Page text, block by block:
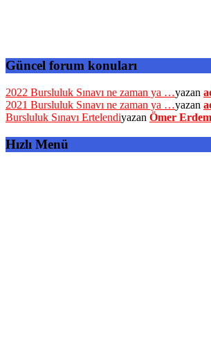
Güncel forum konuları
2022 Bursluluk Sınavı ne zaman ya …yazan
2021 Bursluluk Sınavı ne zaman ya …yazan
Bursluluk Sınavı Ertelendiyazan Ömer
Hızlı Menü